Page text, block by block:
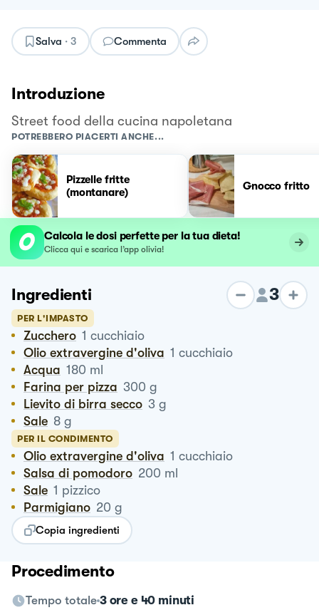
Salva · 3 Commenta
Introduzione
Street food della cucina napoletana
POTREBBERO PIACERTI ANCHE...
Pizzelle fritte
(montanare)
Gnocco fritto
Calcola le dosi perfette per la tua dieta!
Clicca qui e scarica l’app olivia!
Ingredienti 3
PER L'IMPASTO
Zucchero 1 cucchiaio
Olio extravergine d'oliva 1 cucchiaio
Acqua 180 ml
Farina per pizza 300 g
Lievito di birra secco 3 g
Sale 8 g
PER IL CONDIMENTO
Olio extravergine d'oliva 1 cucchiaio
Salsa di pomodoro 200 ml
Sale 1 pizzico
Parmigiano 20 g
Copia ingredienti
Procedimento
Tempo totale 3 ore e 40 minuti